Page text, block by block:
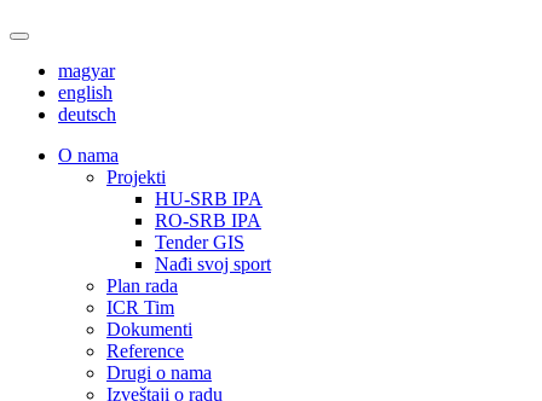
magyar
english
deutsch
О nama
Projekti
HU-SRB IPA
RO-SRB IPA
Tender GIS
Nađi svoj sport
Plan rada
ICR Tim
Dokumenti
Reference
Drugi o nama
Izveštaji o radu